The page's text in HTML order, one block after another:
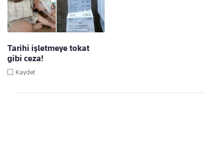
Tarihi işletmeye tokat
gibi ceza!
Kaydet